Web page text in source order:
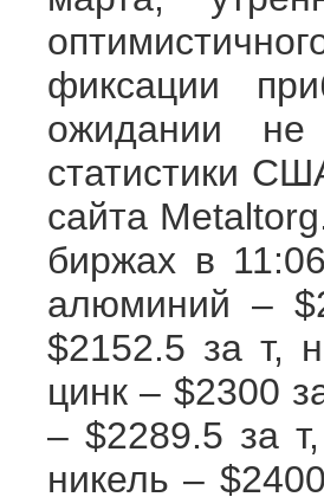
фиксации
ожидании не
статистики
сайта
биржах в
алюминий –
$2152.5 за т,
цинк – $2300
– $2289.5 за
никель –